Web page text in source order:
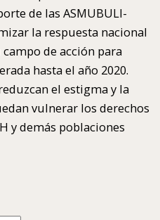
de las ASMUBULI-
la respuesta nacional
de acción para
hasta el año 2020.
el estigma y la
vulnerar los derechos
y demás poblaciones